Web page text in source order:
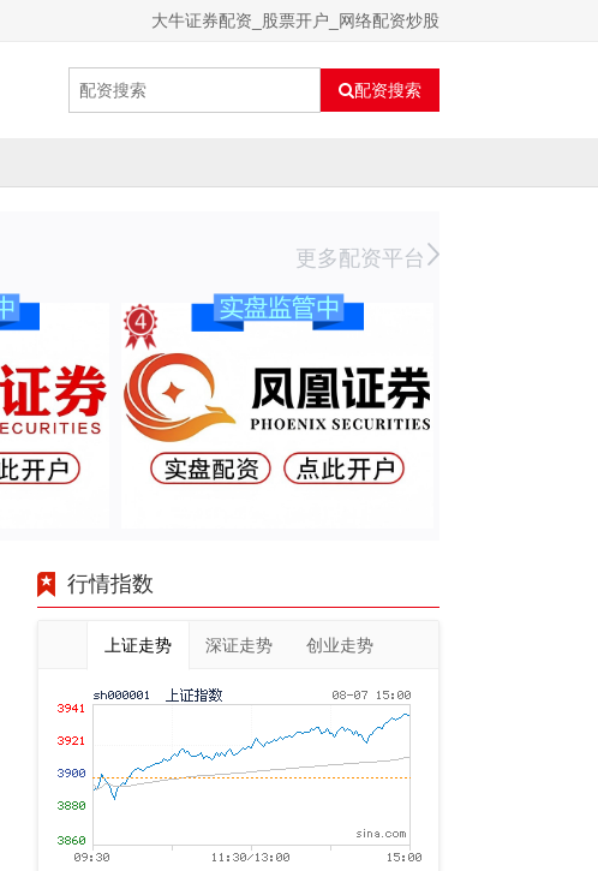
大牛证券配资_股票开户_网络配资炒股
配资搜索
更多配资平台
行情指数
上证走势 深证走势 创业走势